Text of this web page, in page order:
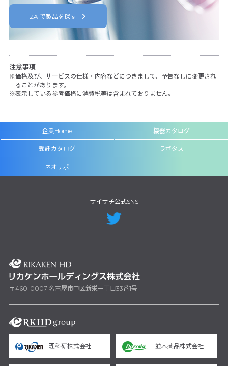
ZAIで製品を探す
注意事項
価格及び、サービスの仕様・内容などにつきまして、予告なしに変更され
ることがあります。
表示している参考価格に消費税等は含まれておりません。
企業Home 機器カタログ
受託カタログ ラボタス
ネオサポ
サイサチ公式SNS
〒460-0007 名古屋市中区新栄一丁目33番1号
理科研株式会社 並木薬品株式会社